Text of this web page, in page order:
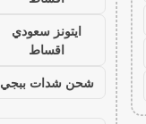
ايتونز سعودي
اقساط
شحن شدات ببجي